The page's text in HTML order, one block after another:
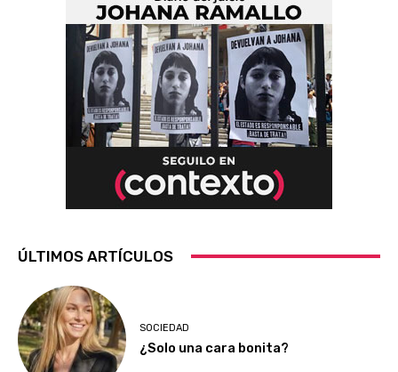
ÚLTIMOS ARTÍCULOS
SOCIEDAD
¿Solo una cara bonita?